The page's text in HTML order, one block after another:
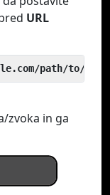
URL
path/to/
zvoka in ga